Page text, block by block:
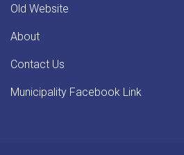
Old Website
About
Contact Us
Municipality Facebook Link